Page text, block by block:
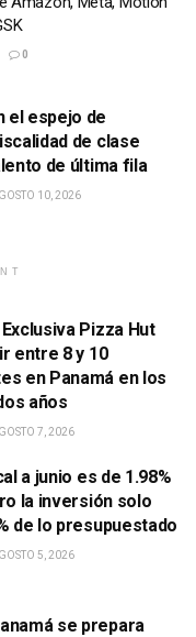
0
el espejo de
de clase
de última fila
10, 2026
Pizza Hut
entre 8 y 10
en Panamá en los
años
7, 2026
a junio es de 1.98%
la inversión solo
de lo presupuestado
5, 2026
se prepara